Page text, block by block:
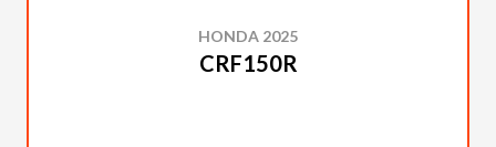
HONDA 2025
CRF150R